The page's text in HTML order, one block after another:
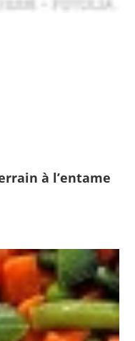
à l’entame